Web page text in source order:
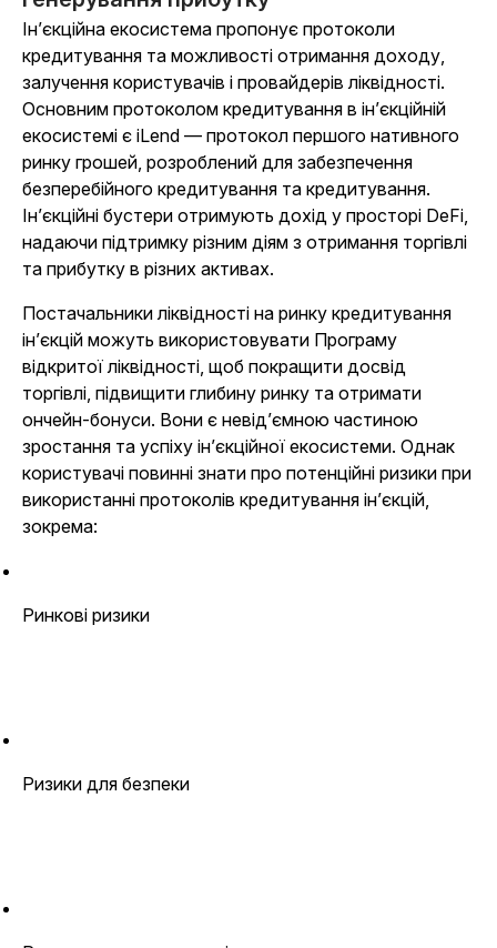
Ін’єкційна екосистема пропонує протоколи
кредитування та можливості отримання доходу,
залучення користувачів і провайдерів ліквідності.
Основним протоколом кредитування в ін’єкційній
екосистемі є iLend — протокол першого нативного
ринку грошей, розроблений для забезпечення
безперебійного кредитування та кредитування.
Ін’єкційні бустери отримують дохід у просторі DeFi,
надаючи підтримку різним діям з отримання торгівлі
та прибутку в різних активах.
Постачальники ліквідності на ринку кредитування
ін’єкцій можуть використовувати Програму
відкритої ліквідності, щоб покращити досвід
торгівлі, підвищити глибину ринку та отримати
ончейн-бонуси. Вони є невід’ємною частиною
зростання та успіху ін’єкційної екосистеми. Однак
користувачі повинні знати про потенційні ризики при
використанні протоколів кредитування ін’єкцій,
зокрема:
Ринкові ризики
Ризики для безпеки